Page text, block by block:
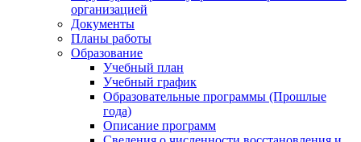
организацией
Документы
Планы работы
Образование
Учебный план
Учебный график
Образовательные программы (Прошлые
года)
Описание программ